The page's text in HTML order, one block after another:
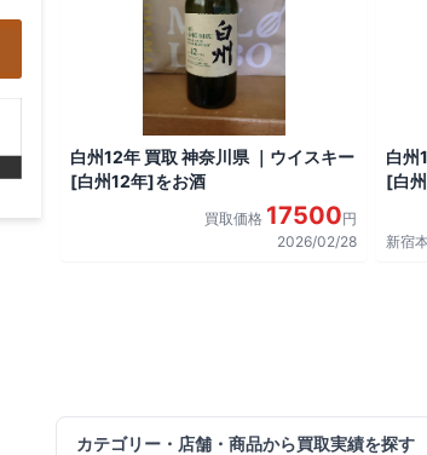
白州12年 買取 神奈川県 ｜ウイスキー
[白州12年]をお酒
買取価格 17500円
2026/02/28
白州
[白
新宿
カテゴリー・店舗・商品から買取実績を探す